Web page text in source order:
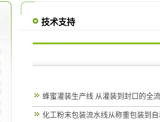
技术支持
蜂蜜灌装生产线 从灌装到封口的全
化工粉末包装流水线从称重包装到